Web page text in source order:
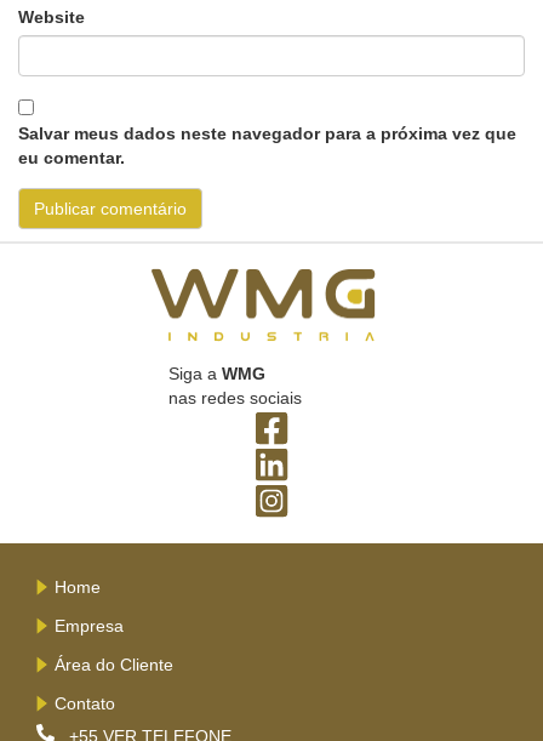
Website
Salvar meus dados neste navegador para a próxima vez que
eu comentar.
Siga a WMG
nas redes sociais
Home
Empresa
Área do Cliente
Contato
+55 VER TELEFONE